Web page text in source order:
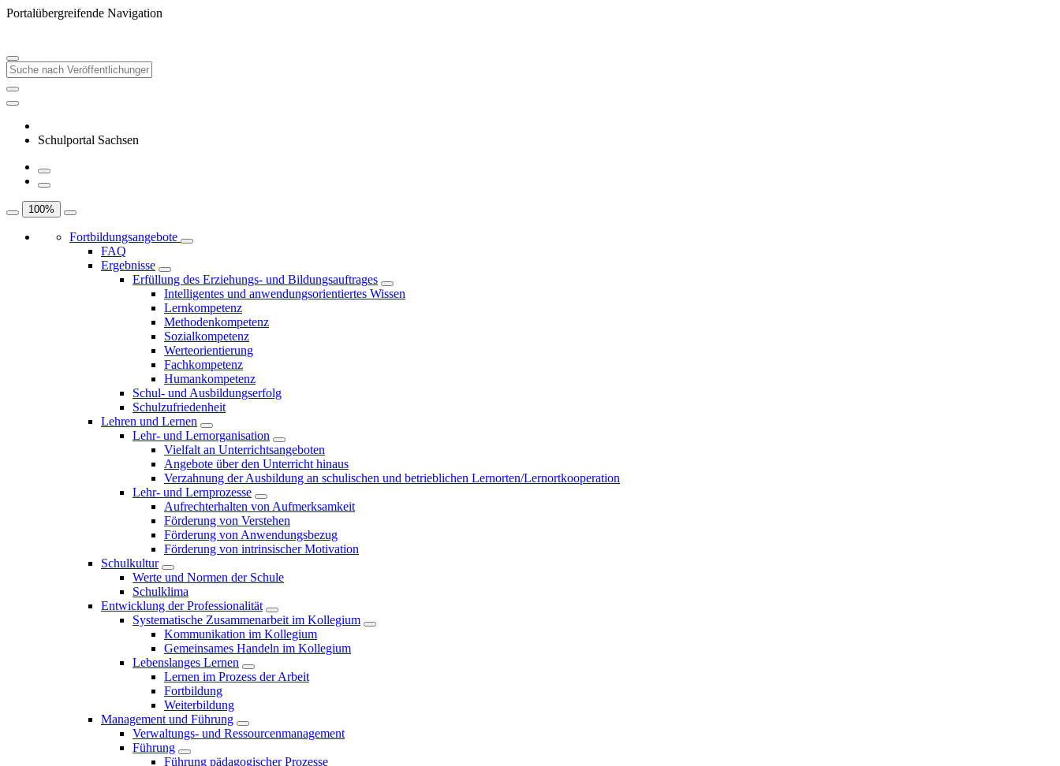
Portalübergreifende Navigation
Schulportal Sachsen
100%
Fortbildungsangebote
FAQ
Ergebnisse
Erfüllung des Erziehungs- und Bildungsauftrages
Intelligentes und anwendungsorientiertes Wissen
Lernkompetenz
Methodenkompetenz
Sozialkompetenz
Werteorientierung
Fachkompetenz
Humankompetenz
Schul- und Ausbildungserfolg
Schulzufriedenheit
Lehren und Lernen
Lehr- und Lernorganisation
Vielfalt an Unterrichtsangeboten
Angebote über den Unterricht hinaus
Verzahnung der Ausbildung an schulischen und betrieblichen Lernorten/Lernortkooperation
Lehr- und Lernprozesse
Aufrechterhalten von Aufmerksamkeit
Förderung von Verstehen
Förderung von Anwendungsbezug
Förderung von intrinsischer Motivation
Schulkultur
Werte und Normen der Schule
Schulklima
Entwicklung der Professionalität
Systematische Zusammenarbeit im Kollegium
Kommunikation im Kollegium
Gemeinsames Handeln im Kollegium
Lebenslanges Lernen
Lernen im Prozess der Arbeit
Fortbildung
Weiterbildung
Management und Führung
Verwaltungs- und Ressourcenmanagement
Führung
Führung pädagogischer Prozesse